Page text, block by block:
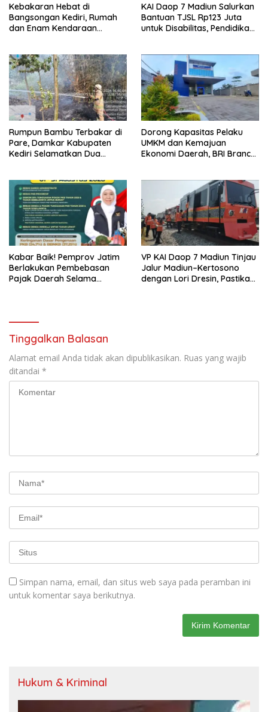
Kebakaran Hebat di
Bangsongan Kediri, Rumah
dan Enam Kendaraan
KAI Daop 7 Madiun Salurkan
Bantuan TJSL Rp123 Juta
untuk Disabilitas, Pendidikan,
Rumpun Bambu Terbakar di
Pare, Damkar Kabupaten
Kediri Selamatkan Dua
Dorong Kapasitas Pelaku
UMKM dan Kemajuan
Ekonomi Daerah, BRI Branch
Kabar Baik! Pemprov Jatim
Berlakukan Pembebasan
Pajak Daerah Selama
VP KAI Daop 7 Madiun Tinjau
Jalur Madiun–Kertosono
dengan Lori Dresin, Pastikan
Tinggalkan Balasan
Alamat email Anda tidak akan dipublikasikan. Ruas yang wajib
ditandai *
Simpan nama, email, dan situs web saya pada peramban ini
untuk komentar saya berikutnya.
Hukum & Kriminal